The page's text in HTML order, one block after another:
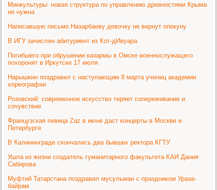
Минкультуры: новая структура по управлению древностями Крыма
не нужна
Написавшую письмо Назарбаеву девочку не вернут опекуну
В ИГУ зачислен абитуриент из Кот-дИвуара
Погибшего при обрушении казармы в Омске военнослужащего
похоронят в Иркутске 17 июля
Нарышкин поздравил с наступающим 8 марта учениц академии
хореографии
Розовский: современное искусство теряет сопереживание и
сочувствие
Французская певица Zaz в июне даст концерты в Москве и
Петербурге
В Калининграде скончались два бывших ректора КГТУ
Ушла из жизни создатель гуманитарного факультета КАИ Дания
Сабирова
Муфтий Татарстана поздравил мусульман с праздником Ураза-
байрам